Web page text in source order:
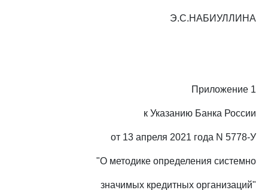
Э.С.НАБИУЛЛИНА
Приложение 1
к Указанию Банка России
от 13 апреля 2021 года N 5778-У
"О методике определения системно
значимых кредитных организаций"